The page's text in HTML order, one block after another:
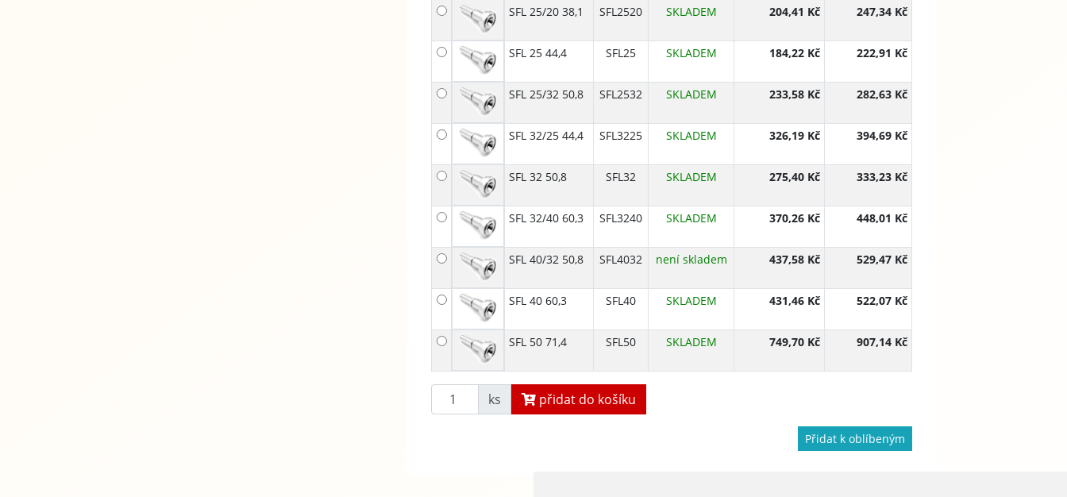
SFL 25/20 38,1 SFL2520 SKLADEM 204,41 Kč 247,34 Kč
SFL 25 44,4 SFL25 SKLADEM 184,22 Kč 222,91 Kč
SFL 25/32 50,8 SFL2532 SKLADEM 233,58 Kč 282,63 Kč
SFL 32/25 44,4 SFL3225 SKLADEM 326,19 Kč 394,69 Kč
SFL 32 50,8 SFL32 SKLADEM 275,40 Kč 333,23 Kč
SFL 32/40 60,3 SFL3240 SKLADEM 370,26 Kč 448,01 Kč
SFL 40/32 50,8 SFL4032 není skladem 437,58 Kč 529,47 Kč
SFL 40 60,3 SFL40 SKLADEM 431,46 Kč 522,07 Kč
SFL 50 71,4 SFL50 SKLADEM 749,70 Kč 907,14 Kč
ks přidat do košíku
Přidat k oblíbeným